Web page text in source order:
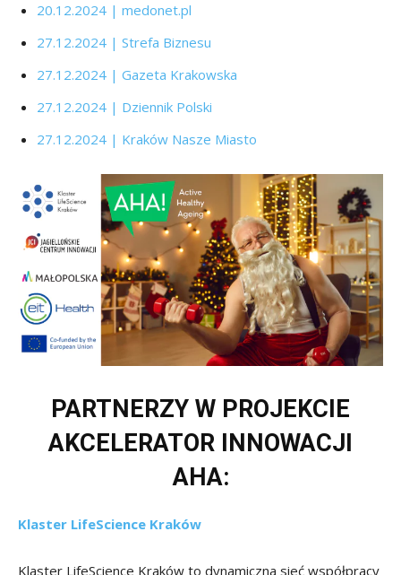
20.12.2024 | medonet.pl
27.12.2024 | Strefa Biznesu
27.12.2024 | Gazeta Krakowska
27.12.2024 | Dziennik Polski
27.12.2024 | Kraków Nasze Miasto
PARTNERZY W PROJEKCIE
AKCELERATOR INNOWACJI
AHA:
Klaster LifeScience Kraków
Klaster LifeScience Kraków to dynamiczna sieć współpracy